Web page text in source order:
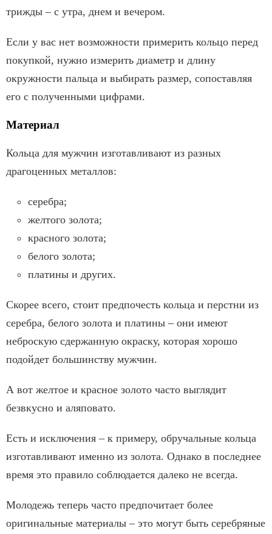
трижды – с утра, днем и вечером.
Если у вас нет возможности примерить кольцо перед
покупкой, нужно измерить диаметр и длину
окружности пальца и выбирать размер, сопоставляя
его с полученными цифрами.
Материал
Кольца для мужчин изготавливают из разных
драгоценных металлов:
серебра;
желтого золота;
красного золота;
белого золота;
платины и других.
Скорее всего, стоит предпочесть кольца и перстни из
серебра, белого золота и платины – они имеют
неброскую сдержанную окраску, которая хорошо
подойдет большинству мужчин.
А вот желтое и красное золото часто выглядит
безвкусно и аляповато.
Есть и исключения – к примеру, обручальные кольца
изготавливают именно из золота. Однако в последнее
время это правило соблюдается далеко не всегда.
Молодежь теперь часто предпочитает более
оригинальные материалы – это могут быть серебряные